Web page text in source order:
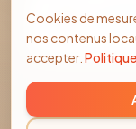
18 Les
Théâtre
Cookies de
nos contenus
accepter.